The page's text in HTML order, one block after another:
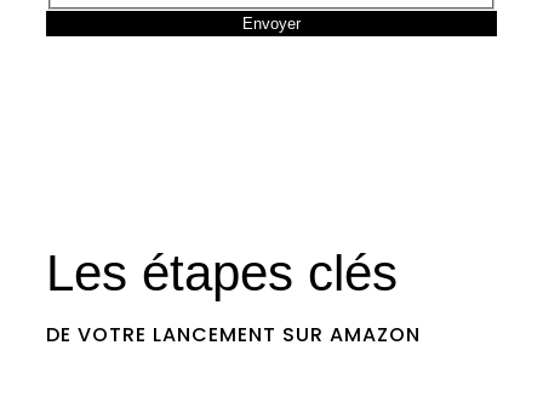
Les étapes clés
DE VOTRE LANCEMENT SUR AMAZON